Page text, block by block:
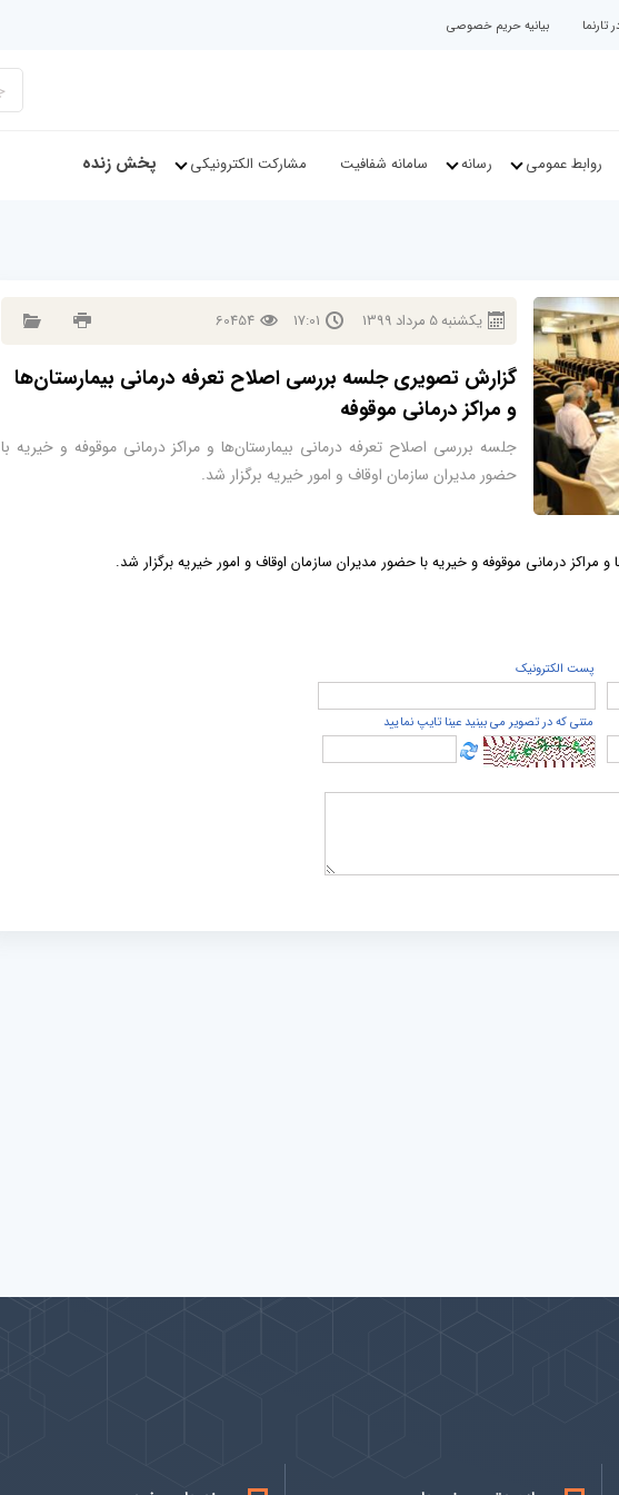
بیانیه حریم خصوصی
روابط عمومی رسانه سامانه شفافیت مشارکت الکترونیکی پخش زنده
يكشنبه5 مرداد 1399
17:01
60454
گزارش تصویری جلسه بررسی اصلاح تعرفه درمانی بیمارستان‌ها
و مراکز درمانی موقوفه
جلسه بررسی اصلاح تعرفه درمانی بیمارستان‌ها و مراکز درمانی موقوفه و خیریه با
حضور مدیران سازمان اوقاف و امور خیریه برگزار شد.
مراکز درمانی موقوفه و خیریه با حضور مدیران سازمان اوقاف و امور خیریه برگزار شد.
پست الكترونيک
متنی که در تصویر می بینید عینا تایپ نمایید